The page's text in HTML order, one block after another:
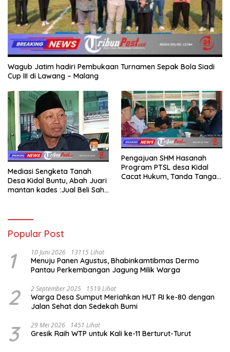
Wagub Jatim hadiri Pembukaan Turnamen Sepak Bola Siadi
Cup III di Lawang – Malang
Mediasi Sengketa Tanah
Desa Kidal Buntu, Abah Juari
mantan kades :Jual Beli Sah,
Membatalkan Hak Warga.
Pengajuan SHM Hasanah
Program PTSL desa Kidal
Cacat Hukum, Tanda Tangan
Popular Post
1 10 Juni 2026 13115 Lihat
Menuju Panen Agustus, Bhabinkamtibmas Dermo
Pantau Perkembangan Jagung Milik Warga
2 2 September 2025 1519 Lihat
Warga Desa Sumput Meriahkan HUT RI ke-80 dengan
Jalan Sehat dan Sedekah Bumi ‎
3 29 Mei 2026 1451 Lihat
Gresik Raih WTP untuk Kali ke-11 Berturut-Turut